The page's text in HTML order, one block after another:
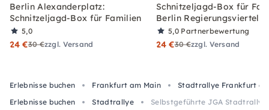
Berlin Alexanderplatz:
Schnitzeljagd-Box für Familien
5,0
24 €30 €zzgl. Versand
Schnitzeljagd-Box für
Berlin Regierungsviertel
5,0 Partnerbewertung
24 €30 €zzgl. Versand
Erlebnisse buchen Frankfurt am Main
Stadtrallye Frankfurt
Erlebnisse buchen
Stadtrallye Selbstgeführte JGA